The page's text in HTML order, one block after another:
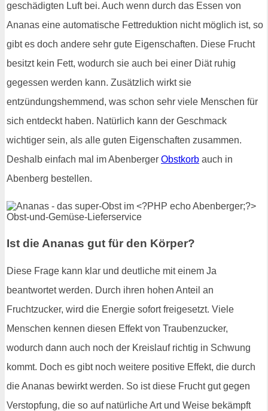
geschädigten Luft bei. Auch wenn durch das Essen von
Ananas eine automatische Fettreduktion nicht möglich ist, so
gibt es doch andere sehr gute Eigenschaften. Diese Frucht
besitzt kein Fett, wodurch sie auch bei einer Diät ruhig
gegessen werden kann. Zusätzlich wirkt sie
entzündungshemmend, was schon sehr viele Menschen für
sich entdeckt haben. Natürlich kann der Geschmack
wichtiger sein, als alle guten Eigenschaften zusammen.
Deshalb einfach mal im Abenberger Obstkorb auch in
Abenberg bestellen.
Ist die Ananas gut für den Körper?
Diese Frage kann klar und deutliche mit einem Ja
beantwortet werden. Durch ihren hohen Anteil an
Fruchtzucker, wird die Energie sofort freigesetzt. Viele
Menschen kennen diesen Effekt von Traubenzucker,
wodurch dann auch noch der Kreislauf richtig in Schwung
kommt. Doch es gibt noch weitere positive Effekt, die durch
die Ananas bewirkt werden. So ist diese Frucht gut gegen
Verstopfung, die so auf natürliche Art und Weise bekämpft